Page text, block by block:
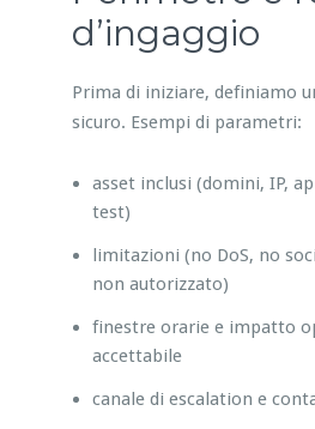
d’ingaggio
Prima di iniziare, definiamo
sicuro. Esempi di parametri:
asset inclusi (domini, IP,
test)
limitazioni (no DoS, no
non autorizzato)
finestre orarie e impatto
accettabile
canale di escalation e